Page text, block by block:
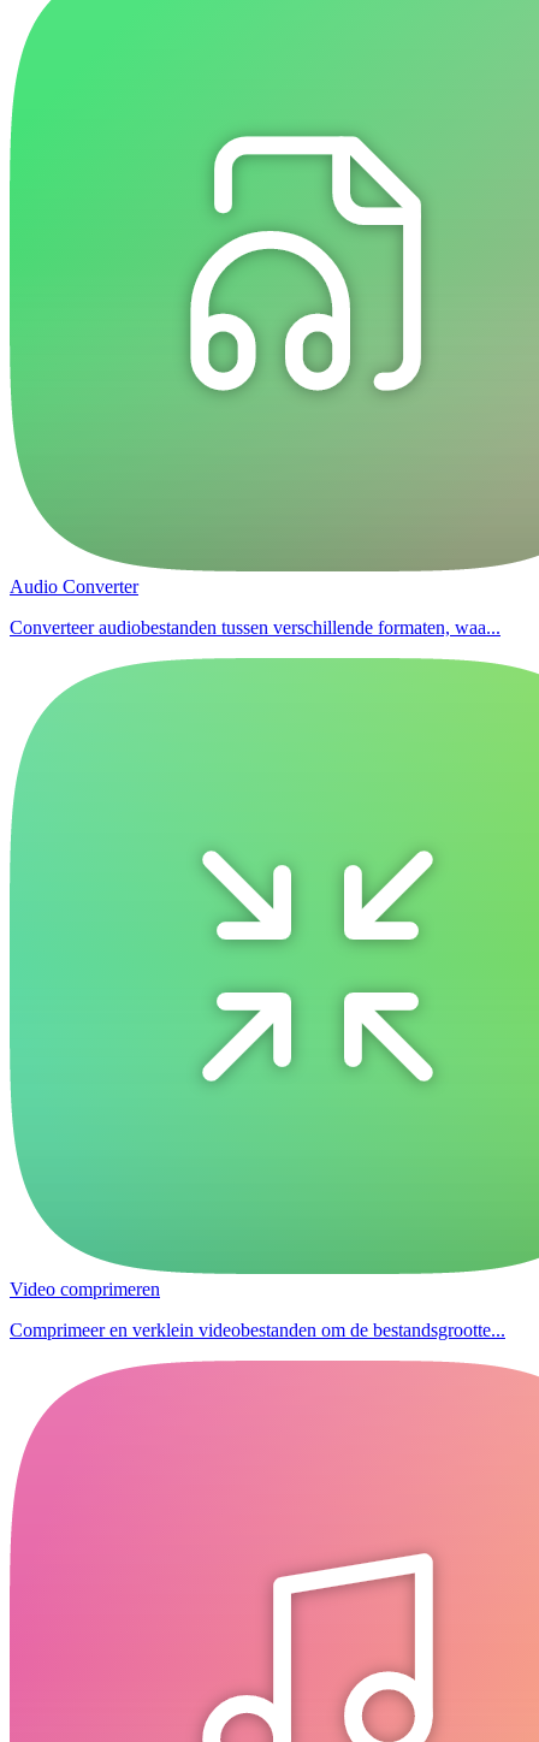
Audio Converter
Converteer audiobestanden tussen verschillende formaten, waa...
Video comprimeren
Comprimeer en verklein videobestanden om de bestandsgrootte...